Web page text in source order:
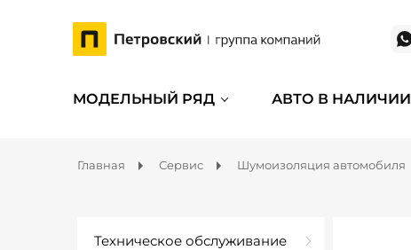
МОДЕЛЬНЫЙ РЯД АВТО В НАЛИЧИИ
Главная Сервис Шумоизоляция автомобиля
Техническое обслуживание